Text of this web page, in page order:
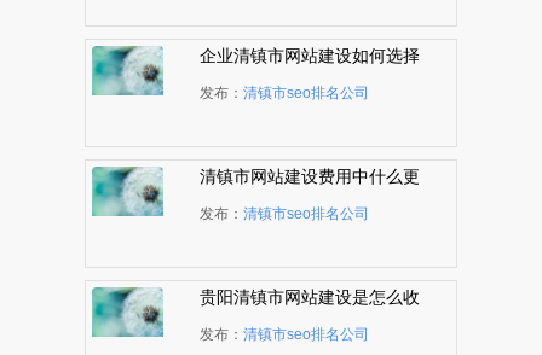
企业清镇市网站建设如何选择
发布：清镇市seo排名公司
清镇市网站建设费用中什么更
发布：清镇市seo排名公司
贵阳清镇市网站建设是怎么收
发布：清镇市seo排名公司